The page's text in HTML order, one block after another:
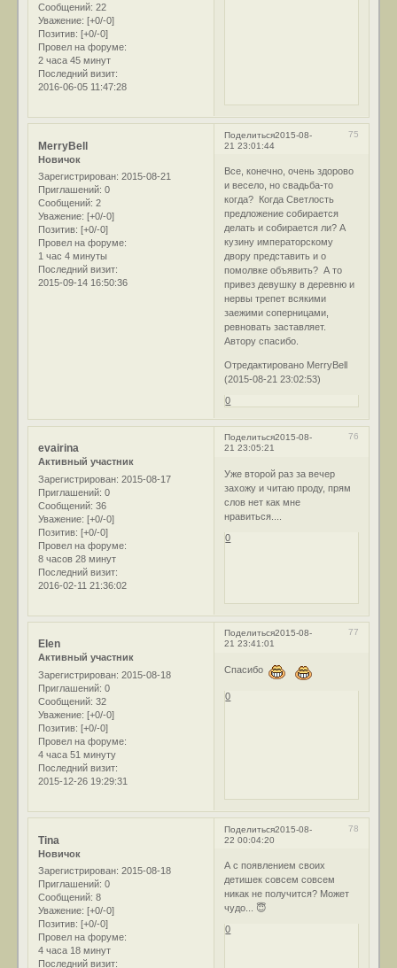
Сообщений: 22
Уважение: [+0/-0]
Позитив: [+0/-0]
Провел на форуме:
2 часа 45 минут
Последний визит:
2016-06-05 11:47:28
Поделиться 75
2015-08-
21 23:01:44
MerryBell
Новичок
Зарегистрирован: 2015-08-21
Приглашений: 0
Сообщений: 2
Уважение: [+0/-0]
Позитив: [+0/-0]
Провел на форуме:
1 час 4 минуты
Последний визит:
2015-09-14 16:50:36
Все, конечно, очень здорово
и весело, но свадьба-то
когда? Когда Светлость
предложение собирается
делать и собирается ли? А
кузину императорскому
двору представить и о
помолвке объявить? А то
привез девушку в деревню и
нервы трепет всякими
заежими соперницами,
ревновать заставляет.
Автору спасибо.
Отредактировано MerryBell
(2015-08-21 23:02:53)
0
Поделиться 76
2015-08-
21 23:05:21
evairina
Активный участник
Зарегистрирован: 2015-08-17
Приглашений: 0
Сообщений: 36
Уважение: [+0/-0]
Позитив: [+0/-0]
Провел на форуме:
8 часов 28 минут
Последний визит:
2016-02-11 21:36:02
Уже второй раз за вечер
захожу и читаю проду, прям
слов нет как мне
нравиться....
0
Поделиться 77
2015-08-
21 23:41:01
Elen
Активный участник
Зарегистрирован: 2015-08-18
Приглашений: 0
Сообщений: 32
Уважение: [+0/-0]
Позитив: [+0/-0]
Провел на форуме:
4 часа 51 минуту
Последний визит:
2015-12-26 19:29:31
Спасибо
0
Поделиться 78
2015-08-
22 00:04:20
Tina
Новичок
Зарегистрирован: 2015-08-18
Приглашений: 0
Сообщений: 8
Уважение: [+0/-0]
Позитив: [+0/-0]
Провел на форуме:
4 часа 18 минут
Последний визит:
А с появлением своих
детишек совсем совсем
никак не получится? Может
чудо... 😇
0